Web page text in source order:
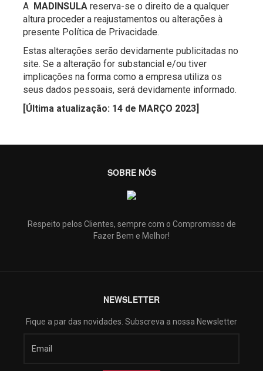
A MADINSULA reserva-se o direito de a qualquer
altura proceder a reajustamentos ou alterações à
presente Política de Privacidade.
Estas alterações serão devidamente publicitadas no
site. Se a alteração for substancial e/ou tiver
implicações na forma como a empresa utiliza os
seus dados pessoais, será devidamente informado.
[Última atualização: 14 de MARÇO 2023]
SOBRE NÓS
Respeito pelos Clientes, sempre com o Compromisso de
Fazer Bem e Melhor!
NEWSLETTER
Fique a par das novidades. Subscreva a nossa Newsletter